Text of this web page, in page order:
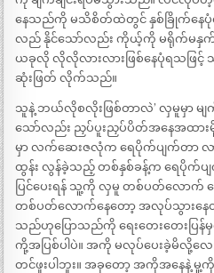
နေသည်ကို မသိစိတ်ထဲတွင် နှစ်ခြိုက်နေပုံ
လည် နိုင်သော်လည်း ကိုယ့်ကို မရိုက်မနှက်
ယခုလို လိုလိုလားလားဖြစ်နေပုံရသဖြင့်
ဆုံးဖြတ် လိုက်သည်။
သူနဲ့ ဘယ်လိုစလိုးဖြစ်တာလဲ’ လှမူမှာ မ
သော်လည်း ညှပ်ပူးညှပ်ပိတ်အနေအထား
မှာ လက်ဆေးဇလုံက ရေပိုက်ပျက်တာ လာပ
ထွန်း လွန်ခဲ့သည့် တစ်နှစ်ခန့်က ရေပိုက်ပ
ပြင်ပေးရန် သူ့ကို လှမူ တစ်ပတ်လောက်
တစ်ပတ်လောက်နေတော့ အလုပ်သွားနေ
သည်ဟုပြောသည်ကို ရေးတေးတေးပြ
ကို့အပြစ်ပါပဲ။ အကို မလုပ်ပေးခဲ့မိလို့လ
တင်ဖူးပါဘူး။ အခုတော့ အကိုအနေနဲ့ မူ့